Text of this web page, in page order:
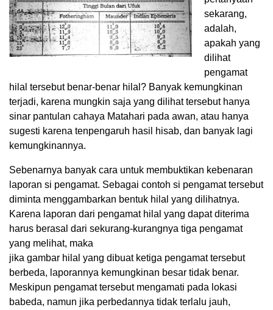
sekarang,
adalah,
apakah yang
dilihat
pengamat
hilal tersebut benar-benar hilal? Banyak kemungkinan
terjadi, karena mungkin saja yang dilihat tersebut hanya
sinar pantulan cahaya Matahari pada awan, atau hanya
sugesti karena tenpengaruh hasil hisab, dan banyak lagi
kemungkinannya.
Sebenarnya banyak cara untuk membuktikan kebenaran
laporan si pengamat. Sebagai contoh si pengamat tersebut
diminta menggambarkan bentuk hilal yang dilihatnya.
Karena laporan dari pengamat hilal yang dapat diterima
harus berasal dari sekurang-kurangnya tiga pengamat
yang melihat, maka
jika gambar hilal yang dibuat ketiga pengamat tersebut
berbeda, laporannya kemungkinan besar tidak benar.
Meskipun pengamat tersebut mengamati pada lokasi
babeda, namun jika perbedannya tidak terlalu jauh,